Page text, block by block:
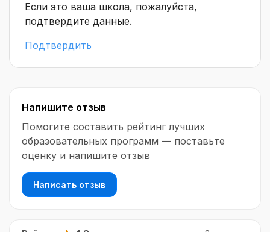
Если это ваша школа, пожалуйста,
подтвердите данные.
Подтвердить
Напишите отзыв
Помогите составить рейтинг лучших
образовательных программ — поставьте
оценку и напишите отзыв
Написать отзыв